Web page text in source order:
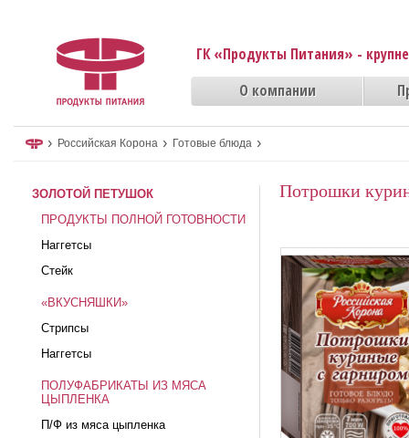
ГК «Продукты Питания» -
О компании
› Российская Корона › Готовые блюда ›
ЗОЛОТОЙ ПЕТУШОК
ПРОДУКТЫ ПОЛНОЙ ГОТОВНОСТИ
Наггетсы
Стейк
«ВКУСНЯШКИ»
Стрипсы
Наггетсы
ПОЛУФАБРИКАТЫ ИЗ МЯСА
ЦЫПЛЕНКА
П/Ф из мяса цыпленка
Потрошки